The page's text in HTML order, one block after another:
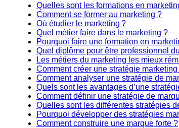
Quelles sont les formations en
Comment se former au marketing ?
Où étudier le marketing ?
Quel métier faire dans le marketing ?
Pourquoi faire une formation en
Quel diplôme pour être professionnel
Les métiers du marketing les mieux
Comment créer une stratégie marketing
Comment analyser une stratégie de
Quels sont les avantages d’une
Comment définir une stratégie de
Quelles sont les différentes stratégies
Pourquoi développer des stratégies
Comment construire une marque forte ?